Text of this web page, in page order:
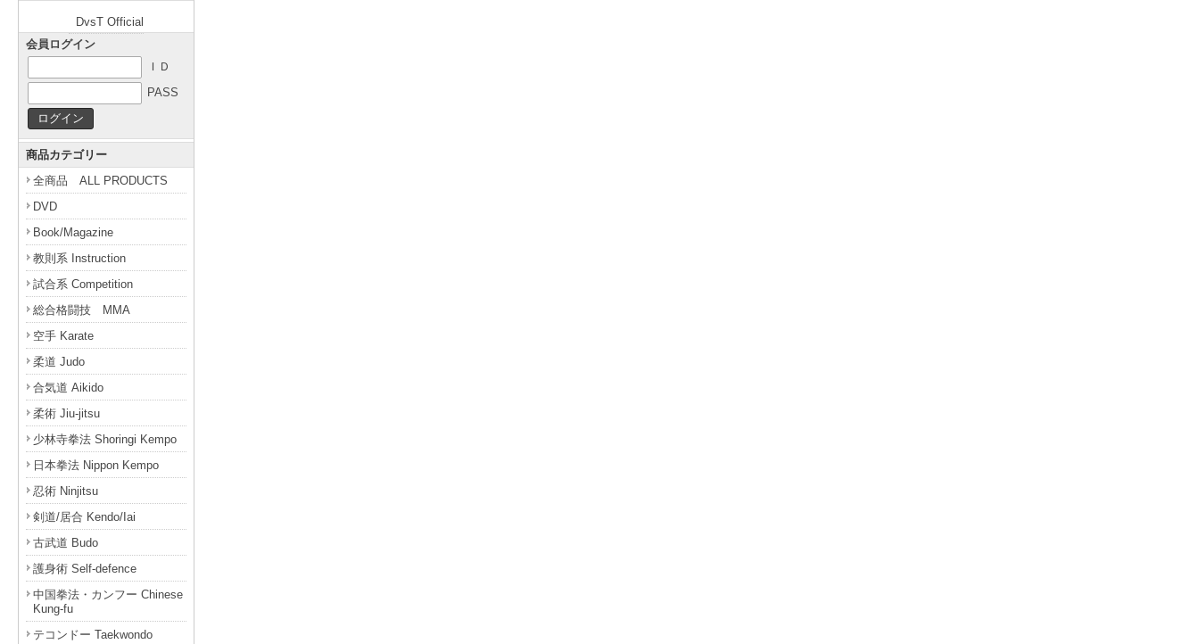
DvsT Official
会員ログイン
ＩＤ
PASS
商品カテゴリー
全商品 ALL PRODUCTS
DVD
Book/Magazine
教則系 Instruction
試合系 Competition
総合格闘技 MMA
空手 Karate
柔道 Judo
合気道 Aikido
柔術 Jiu-jitsu
少林寺拳法 Shoringi Kempo
日本拳法 Nippon Kempo
忍術 Ninjitsu
剣道/居合 Kendo/Iai
古武道 Budo
護身術 Self-defence
中国拳法・カンフー Chinese
Kung-fu
テコンドー Taekwondo